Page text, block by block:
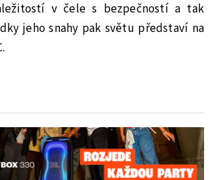
v čele s bezpečností a tak
jeho snahy pak světu představí na